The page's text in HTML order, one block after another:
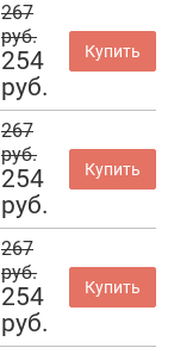
267
руб.
254
руб.
Купить
267
руб.
254
руб.
Купить
267
руб.
254
руб.
Купить